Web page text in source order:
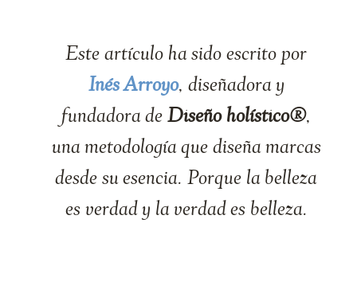
Este artículo ha sido escrito por
Inés Arroyo, diseñadora y
fundadora deDiseño holístico®,
una metodología que diseña marcas
desde su esencia. Porque la belleza
es verdad y la verdad es belleza.